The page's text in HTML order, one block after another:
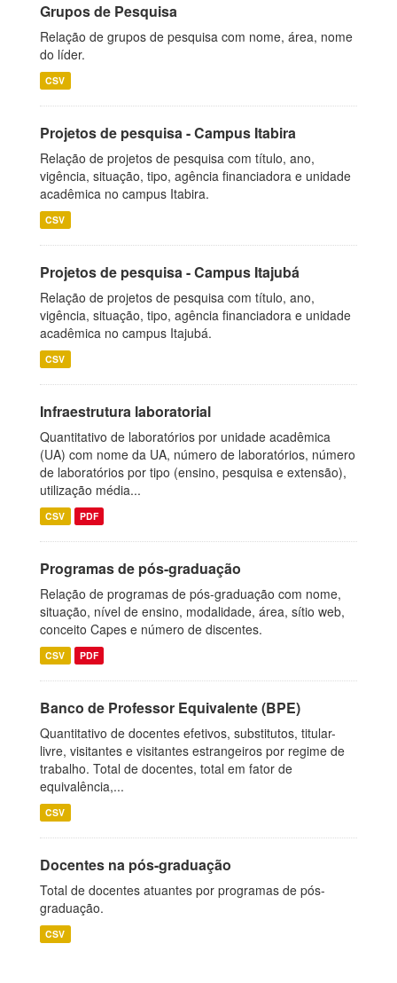
Grupos de Pesquisa
Relação de grupos de pesquisa com nome, área, nome
do líder.
CSV
Projetos de pesquisa - Campus Itabira
Relação de projetos de pesquisa com título, ano,
vigência, situação, tipo, agência financiadora e unidade
acadêmica no campus Itabira.
CSV
Projetos de pesquisa - Campus Itajubá
Relação de projetos de pesquisa com título, ano,
vigência, situação, tipo, agência financiadora e unidade
acadêmica no campus Itajubá.
CSV
Infraestrutura laboratorial
Quantitativo de laboratórios por unidade acadêmica
(UA) com nome da UA, número de laboratórios, número
de laboratórios por tipo (ensino, pesquisa e extensão),
utilização média...
CSV PDF
Programas de pós-graduação
Relação de programas de pós-graduação com nome,
situação, nível de ensino, modalidade, área, sítio web,
conceito Capes e número de discentes.
CSV PDF
Banco de Professor Equivalente (BPE)
Quantitativo de docentes efetivos, substitutos, titular-
livre, visitantes e visitantes estrangeiros por regime de
trabalho. Total de docentes, total em fator de
equivalência,...
CSV
Docentes na pós-graduação
Total de docentes atuantes por programas de pós-
graduação.
CSV